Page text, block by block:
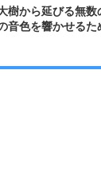
樹から延びる無数
色を響かせるた